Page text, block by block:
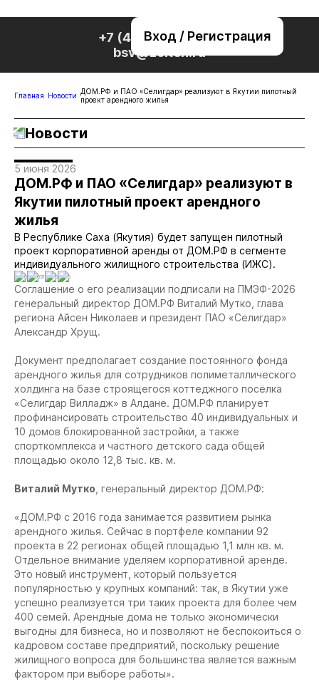
Вход / Регистрация
+7 (495) 221-76-32
bsv@zolteh.ru
Главная Новости ДОМ.РФ и ПАО «Селигдар» реализуют в Якутии пилотный
проект арендного жилья
Новости
5 июня 2026
ДОМ.РФ и ПАО «Селигдар» реализуют в
Якутии пилотный проект арендного
жилья
В Республике Саха (Якутия) будет запущен пилотный
проект корпоративной аренды от ДОМ.РФ в сегменте
индивидуального жилищного строительства (ИЖС).
0 651 0 0
Соглашение о его реализации подписали на ПМЭФ-2026
генеральный директор ДОМ.РФ Виталий Мутко, глава
региона Айсен Николаев и президент ПАО «Селигдар»
Александр Хрущ.
Документ предполагает создание постоянного фонда
арендного жилья для сотрудников полиметаллического
холдинга на базе строящегося коттеджного посёлка
«Селигдар Вилладж» в Алдане. ДОМ.РФ планирует
профинансировать строительство 40 индивидуальных и
10 домов блокированной застройки, а также
спорткомплекса и частного детского сада общей
площадью около 12,8 тыс. кв. м.
Виталий Мутко , генеральный директор ДОМ.РФ:
«ДОМ.РФ с 2016 года занимается развитием рынка
арендного жилья. Сейчас в портфеле компании 92
проекта в 22 регионах общей площадью 1,1 млн кв. м.
Отдельное внимание уделяем корпоративной аренде.
Это новый инструмент, который пользуется
популярностью у крупных компаний: так, в Якутии уже
успешно реализуется три таких проекта для более чем
400 семей. Арендные дома не только экономически
выгодны для бизнеса, но и позволяют не беспокоиться о
кадровом составе предприятий, поскольку решение
жилищного вопроса для большинства является важным
фактором при выборе работы».